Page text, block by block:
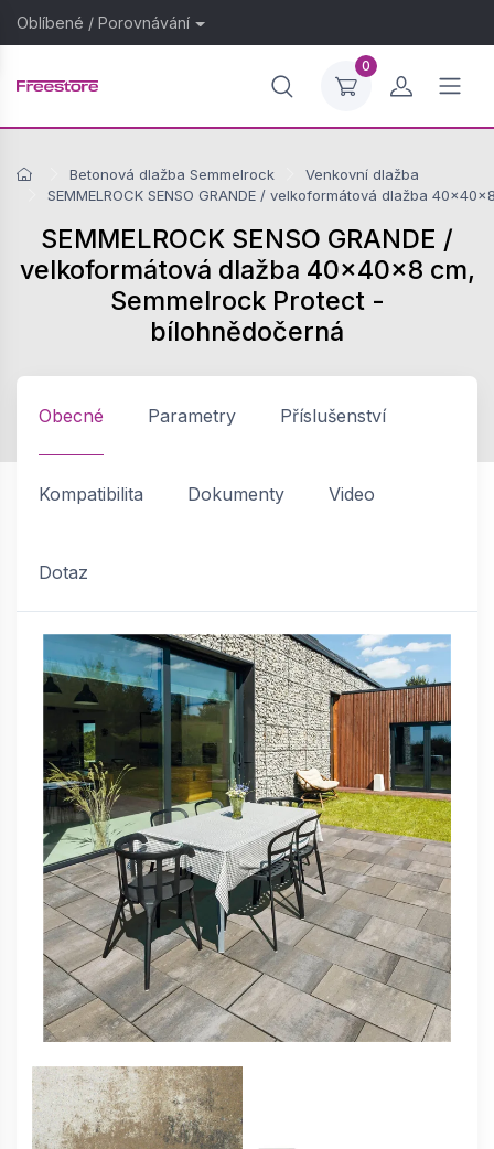
Oblíbené / Porovnávání
0
Betonová dlažba Semmelrock
Venkovní dlažba
SEMMELROCK SENSO GRANDE / velkoformátová dlažba
SEMMELROCK SENSO GRANDE /
velkoformátová dlažba 40x40x8 cm,
Semmelrock Protect -
bílohnědočerná
Obecné Parametry Příslušenství
Kompatibilita Dokumenty Video
Dotaz